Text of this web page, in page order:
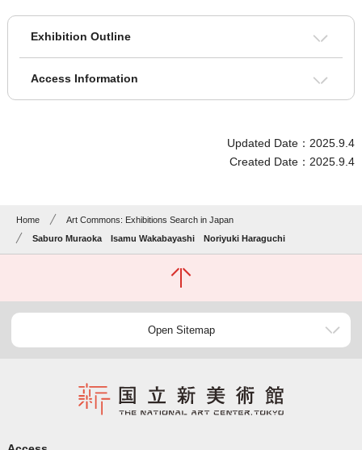
Exhibition Outline
Access Information
Updated Date：2025.9.4
Created Date：2025.9.4
Home
Art Commons: Exhibitions Search in Japan
Saburo Muraoka Isamu Wakabayashi Noriyuki Haraguchi
Open Sitemap